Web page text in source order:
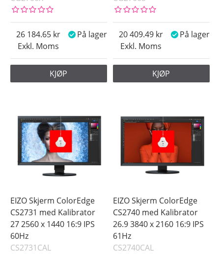
Exkl. Moms
26 184.65 På lager
KJØP
Exkl. Moms
20 409.49 På lager
KJØP
EIZO Skjerm ColorEdge
CS2731 med Kalibrator
27 2560 x 1440 16:9 IPS
60Hz
CS2731CAL
EIZO Skjerm ColorEdge
CS2740 med Kalibrator
26.9 3840 x 2160 16:9 IPS
61Hz
CS2740CAL